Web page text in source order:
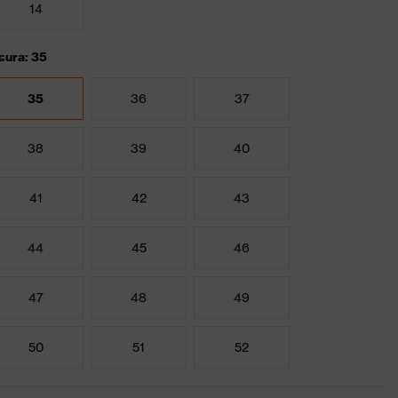
14
35
35 36 37
38 39 40
41 42 43
44 45 46
47 48 49
50 51 52